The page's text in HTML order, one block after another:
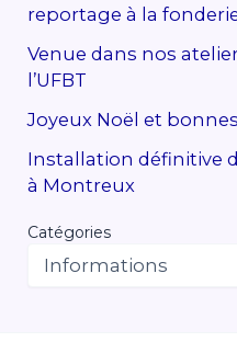
reportage à la
Venue dans nos
l’UFBT
Joyeux Noël et
Installation définitive
à Montreux
Catégories